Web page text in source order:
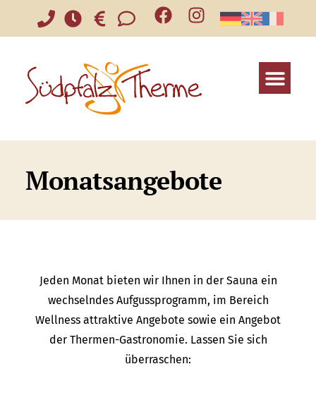
Monatsangebote
Jeden Monat bieten wir Ihnen in der Sauna ein
wechselndes Aufgussprogramm, im Bereich
Wellness attraktive Angebote sowie ein Angebot
der Thermen-Gastronomie. Lassen Sie sich
überraschen: